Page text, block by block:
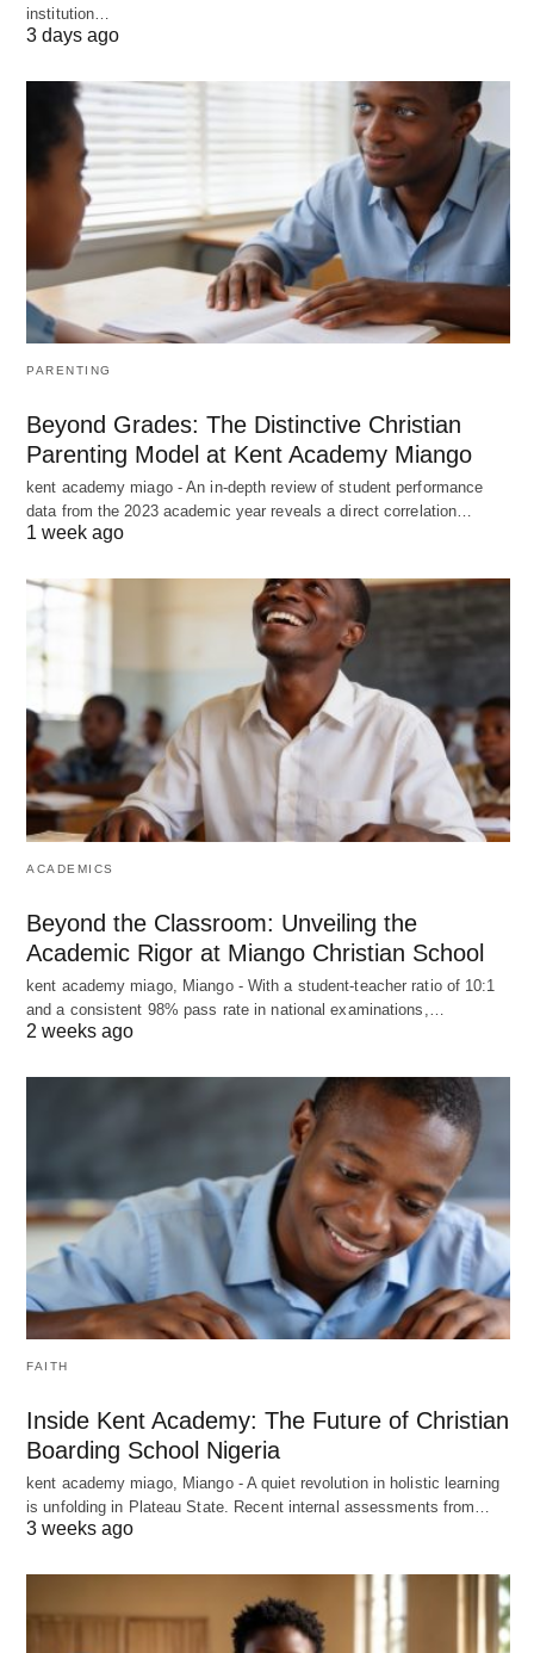
institution…
3 days ago
PARENTING
Beyond Grades: The Distinctive Christian
Parenting Model at Kent Academy Miango
kent academy miago - An in-depth review of student performance
data from the 2023 academic year reveals a direct correlation…
1 week ago
ACADEMICS
Beyond the Classroom: Unveiling the
Academic Rigor at Miango Christian School
kent academy miago, Miango - With a student-teacher ratio of 10:1
and a consistent 98% pass rate in national examinations,…
2 weeks ago
FAITH
Inside Kent Academy: The Future of Christian
Boarding School Nigeria
kent academy miago, Miango - A quiet revolution in holistic learning
is unfolding in Plateau State. Recent internal assessments from…
3 weeks ago